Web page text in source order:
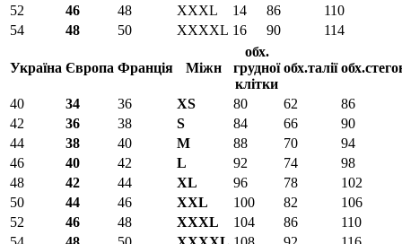
52
46 48 XXXL 14 86
110
54
48 50 XXXXL 16 90 114
Україна Європа Франція Міжн
обх.
грудної
клітки
обх.талії
40 34 36 XS 80 62
86
42
36 38 S 84 66
90
44
38 40 M 88 70
94
46
40 42 L 92 74
98
48
42 44 XL 96 78
102
50
44 46 XXL 100 82
106
52
46 48 XXXL 104 86
110